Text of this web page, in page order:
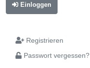
Einloggen
Registrieren
Passwort vergessen?